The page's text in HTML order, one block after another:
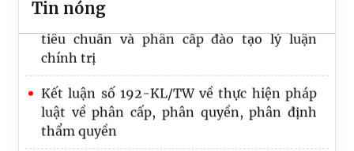
Tin nóng
tiêu chuẩn và phân cấp đào tạo lý luận
chính trị
Kết luận số 192-KL/TW về thực hiện pháp
luật về phân cấp, phân quyền, phân định
thẩm quyền
Kết luận số 191-KL/TW: Tiếp tục tăng